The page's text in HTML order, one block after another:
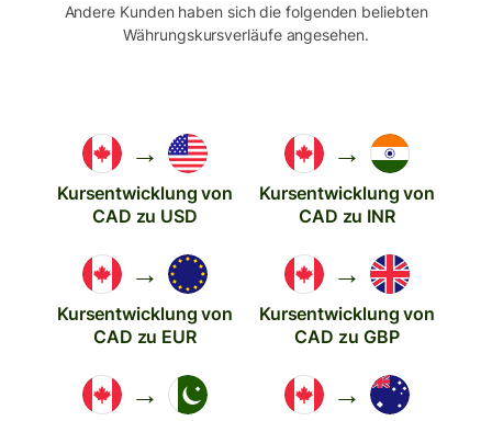
Andere Kunden haben sich die folgenden beliebten
Währungskursverläufe angesehen.
→
Kursentwicklung von
CAD zu USD
→
Kursentwicklung von
CAD zu INR
→
Kursentwicklung von
CAD zu EUR
→
Kursentwicklung von
CAD zu GBP
→ →